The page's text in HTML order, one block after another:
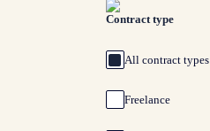
Contract type
All contract types
Freelance